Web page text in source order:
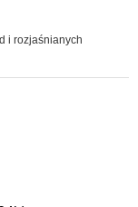
i rozjaśnianych